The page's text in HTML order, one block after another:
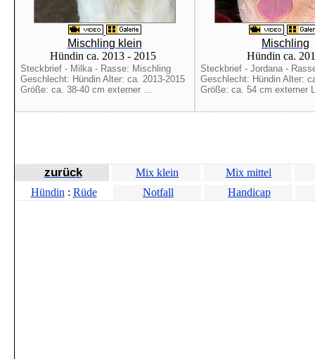
Mischling klein
Hündin ca. 2013 - 2015
Steckbrief - Milka - Rasse: Mischling
Geschlecht: Hündin Alter: ca. 2013-2015
Größe: ca. 38-40 cm externer ...
Mischling
Hündin ca.
Steckbrief - Jordana -
Geschlecht: Hündin Alter:
Größe: ca. 54 cm externer
zurück Mix klein
Mix mittel
Hündin : Rüde Notfall Handicap